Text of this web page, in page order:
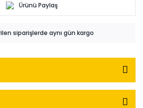
Ürünü Paylaş
siparişlerde aynı gün kargo